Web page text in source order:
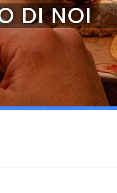
DI NOI